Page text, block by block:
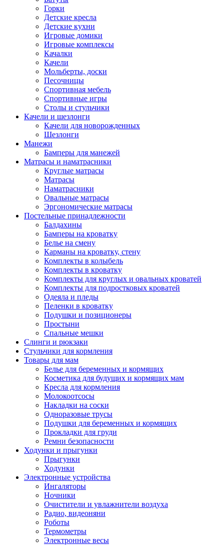
Горки
Детские кресла
Детские кухни
Игровые домики
Игровые комплексы
Качалки
Качели
Мольберты, доски
Песочницы
Спортивная мебель
Спортивные игры
Столы и стульчики
Качели и шезлонги
Качели для новорожденных
Шезлонги
Манежи
Бамперы для манежей
Матрасы и наматрасники
Круглые матрасы
Матрасы
Наматрасники
Овальные матрасы
Эргономические матрасы
Постельные принадлежности
Балдахины
Бамперы на кроватку
Белье на смену
Карманы на кроватку, стену
Комплекты в колыбель
Комплекты в кроватку
Комплекты для круглых и овальных кроватей
Комплекты для подростковых кроватей
Одеяла и пледы
Пеленки в кроватку
Подушки и позиционеры
Простыни
Спальные мешки
Слинги и рюкзаки
Стульчики для кормления
Товары для мам
Белье для беременных и кормящих
Косметика для будущих и кормящих мам
Кресла для кормления
Молокоотсосы
Накладки на соски
Одноразовые трусы
Подушки для беременных и кормящих
Прокладки для груди
Ремни безопасности
Ходунки и прыгунки
Прыгунки
Ходунки
Электронные устройства
Ингаляторы
Ночники
Очистители и увлажнители воздуха
Радио, видеоняни
Роботы
Термометры
Электронные весы